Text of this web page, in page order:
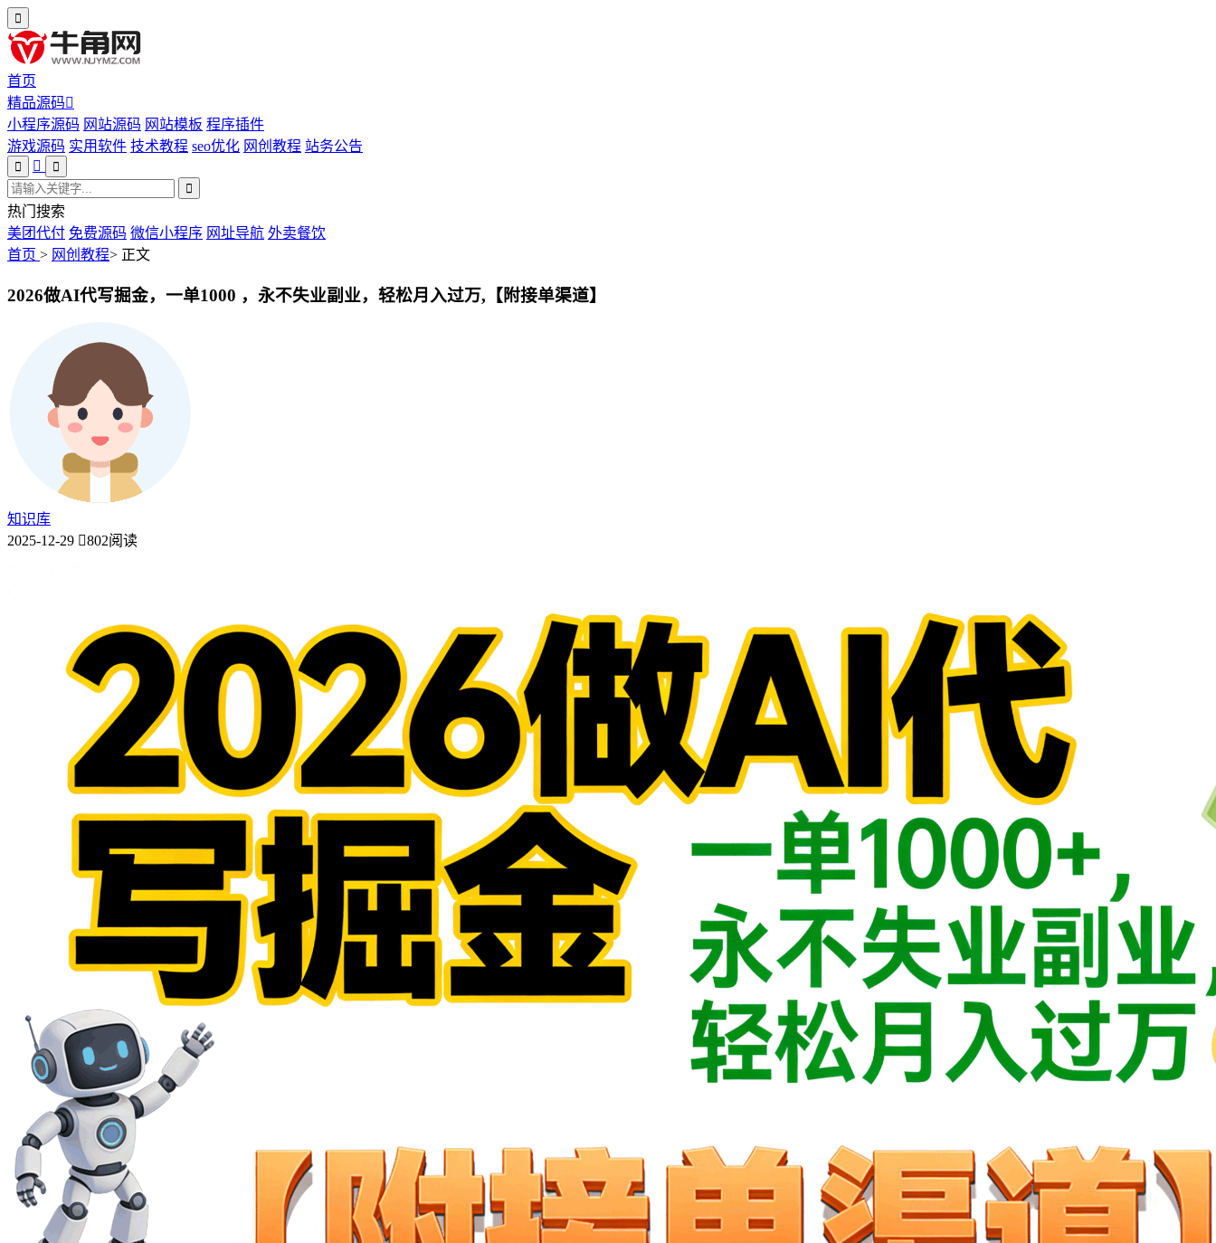
首页
精品源码
小程序源码 网站源码 网站模板 程序插件
游戏源码 实用软件 技术教程 seo优化 网创教程 站务公告
热门搜索
美团代付 免费源码 微信小程序 网址导航 外卖餐饮
首页 > 网创教程> 正文
2026做AI代写掘金，一单1000 ，永不失业副业，轻松月入过万,【附接单渠道】
知识库
2025-12-29
802阅读